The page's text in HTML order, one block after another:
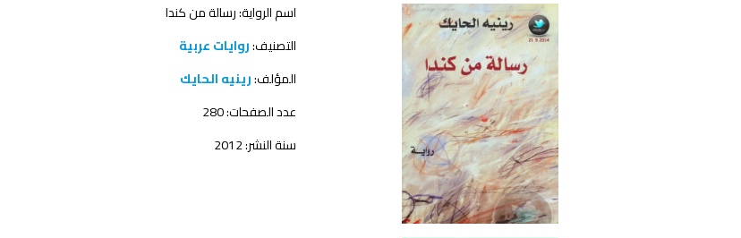
اسم الرواية: رسالة من كندا
التصنيف:روايات عربية
المؤلف:رينيه الحايك
عدد الصفحات: 280
سنة النشر: 2012